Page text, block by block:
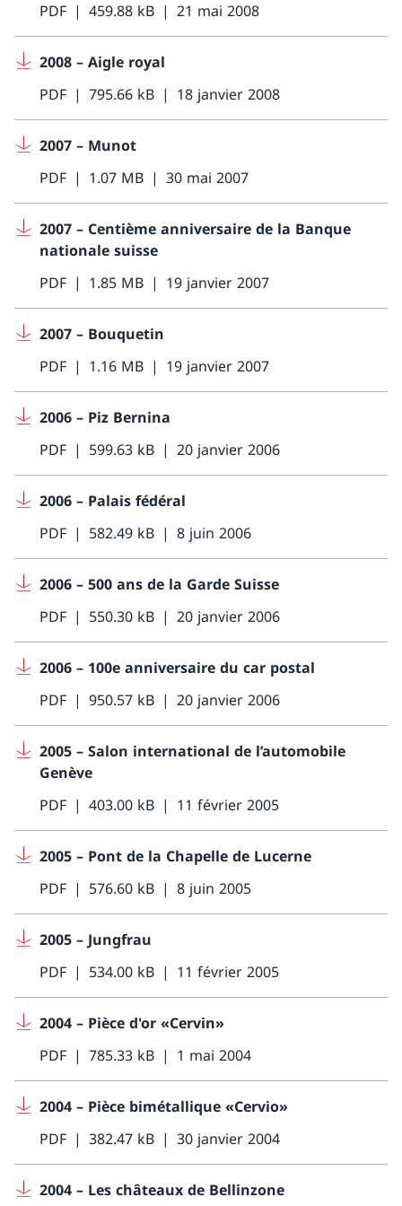
PDF
459.88 kB 21 mai 2008
2008 – Aigle royal
PDF
795.66 kB 18 janvier 2008
2007 – Munot
PDF
1.07 MB 30 mai 2007
2007 – Centième anniversaire de la Banque
nationale suisse
PDF
1.85 MB 19 janvier 2007
2007 – Bouquetin
PDF
1.16 MB 19 janvier 2007
2006 – Piz Bernina
PDF
599.63 kB 20 janvier 2006
2006 – Palais fédéral
PDF
582.49 kB 8 juin 2006
2006 – 500 ans de la Garde Suisse
PDF
550.30 kB 20 janvier 2006
2006 – 100e anniversaire du car postal
PDF
950.57 kB 20 janvier 2006
2005 – Salon international de l’automobile
Genève
PDF
403.00 kB 11 février 2005
2005 – Pont de la Chapelle de Lucerne
PDF
576.60 kB 8 juin 2005
2005 – Jungfrau
PDF
534.00 kB 11 février 2005
2004 – Pièce d'or «Cervin»
PDF
785.33 kB 1 mai 2004
2004 – Pièce bimétallique «Cervio»
PDF
382.47 kB 30 janvier 2004
2004 – Les châteaux de Bellinzone